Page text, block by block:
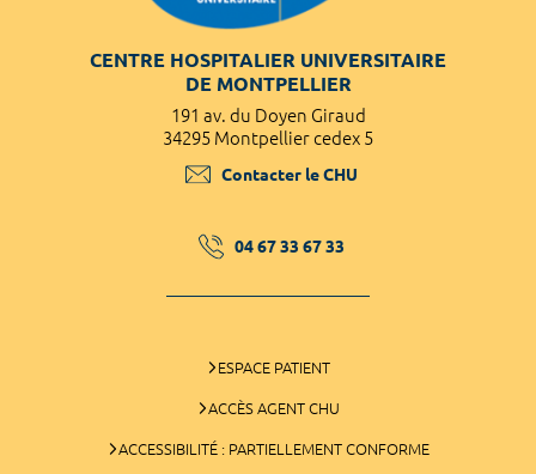
CENTRE HOSPITALIER UNIVERSITAIRE
DE MONTPELLIER
191 av. du Doyen Giraud
34295 Montpellier cedex 5
Contacter le CHU
04 67 33 67 33
ESPACE PATIENT
ACCÈS AGENT CHU
ACCESSIBILITÉ : PARTIELLEMENT CONFORME